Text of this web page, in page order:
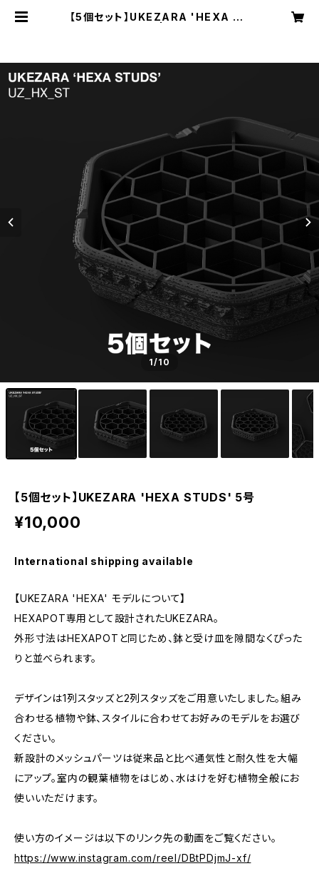
【5個セット】UKEZARA 'HEXA ST
1/10
【5個セット】UKEZARA 'HEXA STUDS' 5号
¥10,000
International shipping available
【UKEZARA 'HEXA' モデルについて】
HEXAPOT専用として設計されたUKEZARA。
外形寸法はHEXAPOTと同じため、鉢と受け皿を隙間なくぴった
りと並べられます。
デザインは1列スタッズと2列スタッズをご用意いたしました。組み
合わせる植物や鉢、スタイルに合わせてお好みのモデルをお選び
ください。
新設計のメッシュパーツは従来品と比べ通気性と耐久性を大幅
にアップ。室内の観葉植物をはじめ、水はけを好む植物全般にお
使いいただけます。
使い方のイメージは以下のリンク先の動画をご覧ください。
https://www.instagram.com/reel/DBtPDjmJ-xf/